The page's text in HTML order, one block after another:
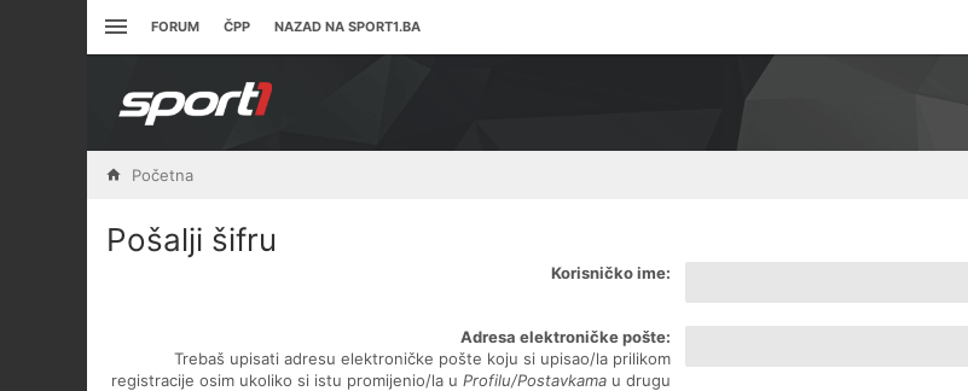
FORUM ČPP NAZAD NA SPORT1.BA
Početna
Pošalji šifru
Korisničko ime:
Adresa elektroničke pošte:
Trebaš upisati adresu elektroničke pošte koju si upisao/la prilikom
registracije osim ukoliko si istu promijenio/la uProfilu/Postavkama u drugu